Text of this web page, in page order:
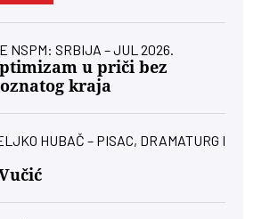
NSPM: SRBIJA – JUL 2026.
u priči bez
kraja
HUBAČ – PISAC, DRAMATURG I